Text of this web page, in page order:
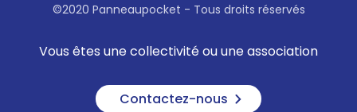
©2020 Panneaupocket - Tous droits réservés
Vous êtes une collectivité ou une association
Contactez-nous